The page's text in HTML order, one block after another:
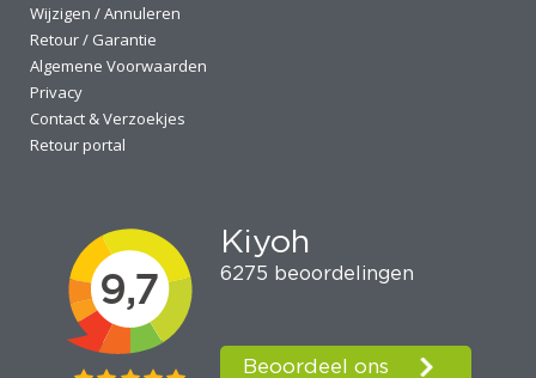
Wijzigen / Annuleren
Retour / Garantie
Algemene Voorwaarden
Privacy
Contact & Verzoekjes
Retour portal